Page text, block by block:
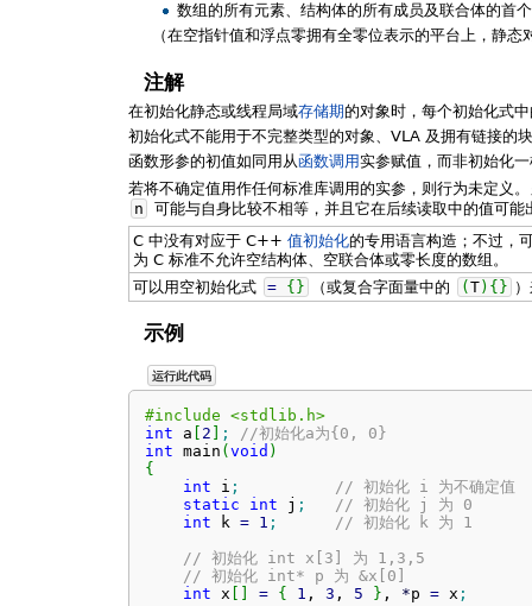
数组的所有元素、结构体的所有成员及联合体的首
（在空指针值和浮点零拥有全零位表示的平台上，静
注解
在初始化静态或线程局域存储期的对象时，每个初始化式
初始化式不能用于不完整类型的对象、VLA 及拥有链接的
函数形参的初值如同用从函数调用实参赋值，而非初始化
若将不确定值用作任何标准库调用的实参，则行为未定义
n
可能与自身比较不相等，并且它在后续读取中的值可能
C 中没有对应于 C++ 值初始化的专用语言构造；不过，
为 C 标准不允许空结构体、空联合体或零长度的数组。
可以用空初始化式 = { } （或复合字面量中的 ( T) { }
示例
运行此代码
#include <stdlib.h>
int a [ 2 ] ;
//初始化a为{0, 0}
int main (void )
{
int i ;
// 初始化 i 为不确定值
static
int j ;
// 初始化 j 为 0
int k = 1 ;
// 初始化 k 为 1
// 初始化 int x[3] 为 1,3,5
// 初始化 int* p 为 &x[0]
int x [ ] = { 1 , 3 , 5 } , *p = x ;